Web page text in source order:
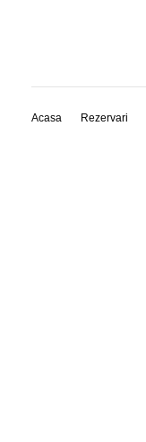
Acasa Rezervari